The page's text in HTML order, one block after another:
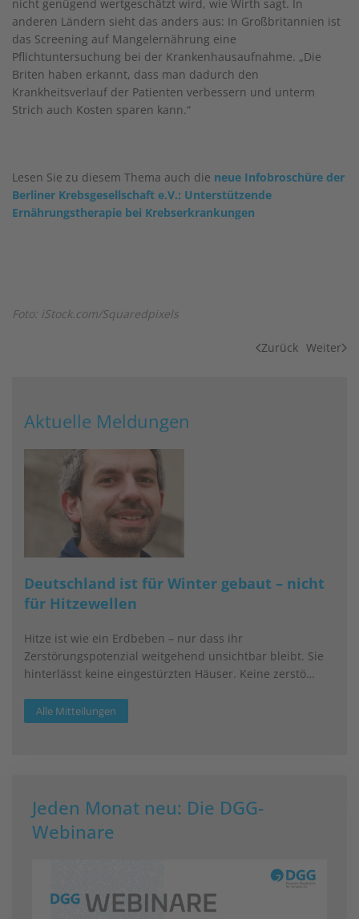
nicht genügend wertgeschätzt wird, wie Wirth sagt. In
anderen Ländern sieht das anders aus: In Großbritannien ist
das Screening auf Mangelernährung eine
Pflichtuntersuchung bei der Krankenhausaufnahme. „Die
Briten haben erkannt, dass man dadurch den
Krankheitsverlauf der Patienten verbessern und unterm
Strich auch Kosten sparen kann.“
Lesen Sie zu diesem Thema auch die neue Infobroschüre der
Berliner Krebsgesellschaft e.V.: Unterstützende
Ernährungstherapie bei Krebserkrankungen
Foto: iStock.com/Squaredpixels
Zurück Weiter
Aktuelle Meldungen
Deutschland ist für Winter gebaut – nicht
für Hitzewellen
Hitze ist wie ein Erdbeben – nur dass ihr
Zerstörungspotenzial weitgehend unsichtbar bleibt. Sie
hinterlässt keine eingestürzten Häuser. Keine zerstö…
Alle Mitteilungen
Jeden Monat neu: Die DGG-
Webinare